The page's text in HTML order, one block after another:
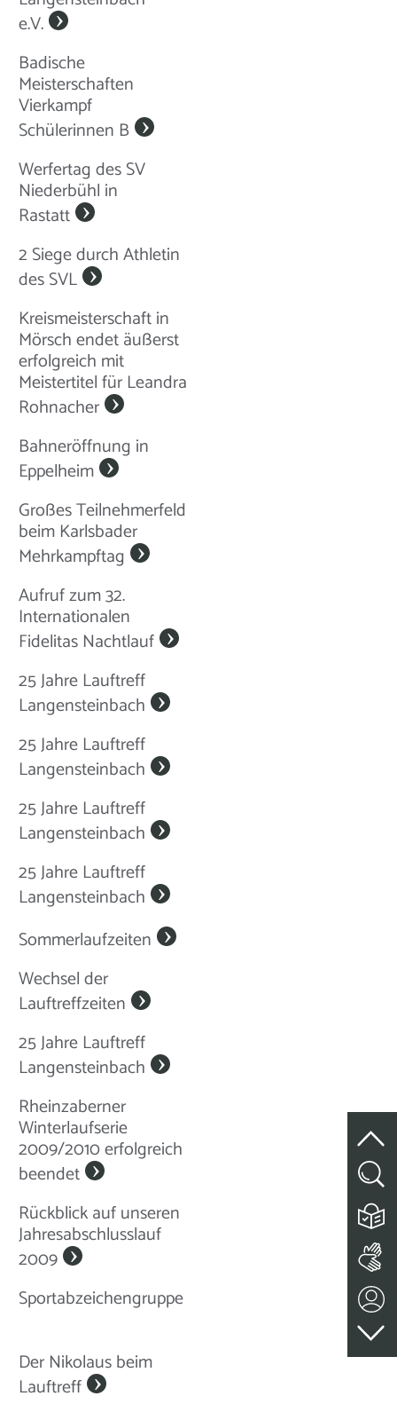
e.V.
Badische
Meisterschaften
Vierkampf
Schülerinnen B
Werfertag des SV
Niederbühl in
Rastatt
2 Siege durch Athletin
des SVL
Kreismeisterschaft in
Mörsch endet äußerst
erfolgreich mit
Meistertitel für Leandra
Rohnacher
Bahneröffnung in
Eppelheim
Großes Teilnehmerfeld
beim Karlsbader
Mehrkampftag
Aufruf zum 32.
Internationalen
Fidelitas Nachtlauf
25 Jahre Lauftreff
Langensteinbach
25 Jahre Lauftreff
Langensteinbach
25 Jahre Lauftreff
Langensteinbach
25 Jahre Lauftreff
Langensteinbach
Sommerlaufzeiten
Wechsel der
Lauftreffzeiten
25 Jahre Lauftreff
Langensteinbach
Rheinzaberner
Winterlaufserie
2009/2010 erfolgreich
beendet
Rückblick auf unseren
Jahresabschlusslauf
2009
Sportabzeichengruppe
Der Nikolaus beim
Lauftreff